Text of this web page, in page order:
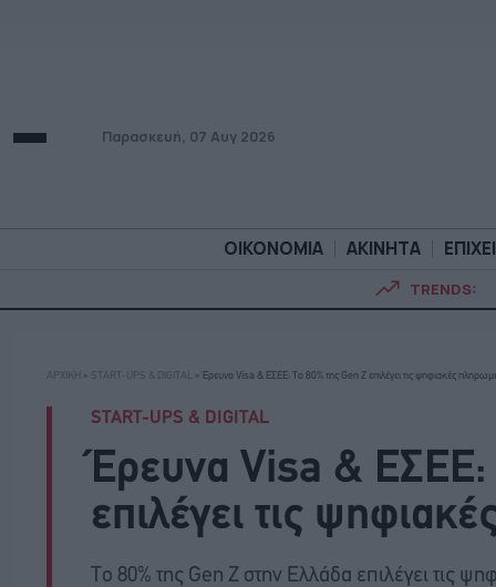
Παρασκευή, 07 Αυγ 2026
ΟΙΚΟΝΟΜΙΑ ΑΚΙΝΗΤΑ
TRENDS:
ΟΙΚΟΝΟΜΙΑ ΑΚΙΝΗΤΑ
ΑΡΧΙΚΗ » START-UPS & DIGITAL » Έρευνα Visa & ΕΣΕΕ: Το 80% της Gen Z επιλέγει τις ψηφιακές
START-UPS & DIGITAL
Έρευνα Visa & ΕΣΕΕ:
επιλέγει τις
Το 80% της Gen Z στην Ελλάδα επιλέγει τις